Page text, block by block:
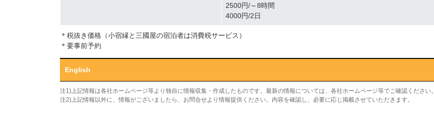
2500円/～8時間
4000円/2日
＊税抜き価格（小宿縁と三國屋の宿泊者は消費税サービス）
＊要事前予約
English
注1)上記情報は各社ホームページ等より独自に情報収集・作成したものです。最新の情報については、各社ホームページ等でご確認ください。
注2)上記情報以外に、情報がございましたら、お問合せより情報提供ください。内容を確認し、必要に応じ掲載させていただきます。